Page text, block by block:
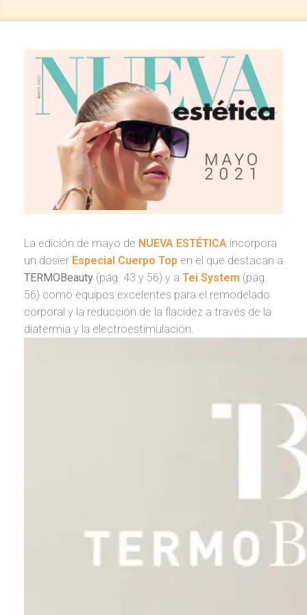
La edición de mayo de NUEVA ESTÉTICA incorpora
un dosier Especial Cuerpo Top en el que destacan a
TERMOBeauty (pág. 43 y 56) y a Tei System (pág.
56) como equipos excelentes para el remodelado
corporal y la reducción de la flacidez a través de la
diatermia y la electroestimulación.